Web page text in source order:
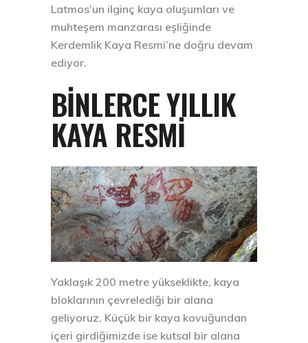
Latmos’un ilginç kaya oluşumları ve
muhteşem manzarası eşliğinde
Kerdemlik Kaya Resmi’ne doğru devam
ediyor.
BINLERCE YILLIK
KAYA RESMI
Yaklaşık 200 metre yükseklikte, kaya
bloklarının çevrelediği bir alana
geliyoruz. Küçük bir kaya kovuğundan
içeri girdiğimizde ise kutsal bir alana